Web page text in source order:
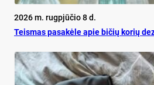
2026 m. rugpjūčio 8 d.
Teis­mas pa­sa­kė­le apie bi­čių ko­rių